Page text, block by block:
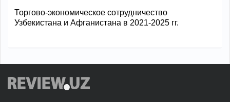
Торгово-экономическое сотрудничество
Узбекистана и Афганистана в 2021-2025 гг.